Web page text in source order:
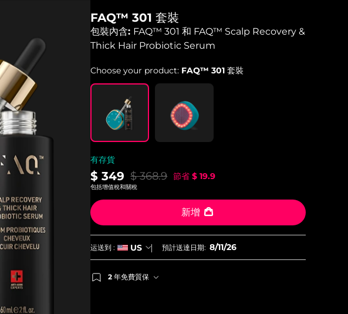
FAQ™ 301 套裝
包裝內含: FAQ™ 301 和 FAQ™ Scalp Recovery &
Thick Hair Probiotic Serum
Choose your product: FAQ™ 301 套裝
有存貨
$ 349 $ 368.9 節省 $ 19.9
包括增值稅和關稅
新增
运送到 : US 預計送達日期: 8/11/26
2 年免費質保